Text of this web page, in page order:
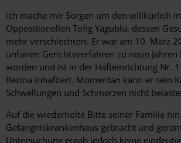
ich mache mir Sorgen um den willkürlich
Oppositionellen Tofig Yagublu, dessen
mehr verschlechtert. Er war am 10. März
unfairen Gerichtsverfahren zu neun
worden und ist in der Hafteinrichtung Nr.
Rezina inhaftiert. Momentan kann er sein
Schwellungen und Schmerzen nicht
Auf die wiederholte Bitte seiner Familie
Gefängniskrankenhaus gebracht und
Untersuchung ergab jedoch keine